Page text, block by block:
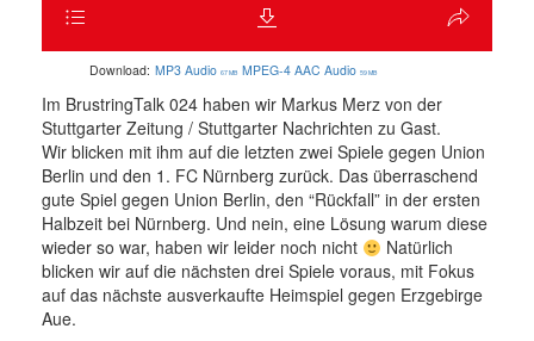
Download: MP3 Audio 67 MB MPEG-4 AAC Audio 59 MB
Im BrustringTalk 024 haben wir Markus Merz von der
Stuttgarter Zeitung / Stuttgarter Nachrichten zu Gast.
Wir blicken mit ihm auf die letzten zwei Spiele gegen Union
Berlin und den 1. FC Nürnberg zurück. Das überraschend
gute Spiel gegen Union Berlin, den “Rückfall” in der ersten
Halbzeit bei Nürnberg. Und nein, eine Lösung warum diese
wieder so war, haben wir leider noch nicht
Natürlich
blicken wir auf die nächsten drei Spiele voraus, mit Fokus
auf das nächste ausverkaufte Heimspiel gegen Erzgebirge
Aue.